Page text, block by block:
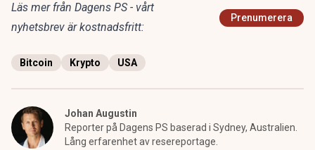
Läs mer från Dagens PS - vårt
nyhetsbrev är kostnadsfritt:
Prenumerera
Bitcoin Krypto USA
Johan Augustin
Reporter på Dagens PS baserad i Sydney, Australien.
Lång erfarenhet av resereportage.